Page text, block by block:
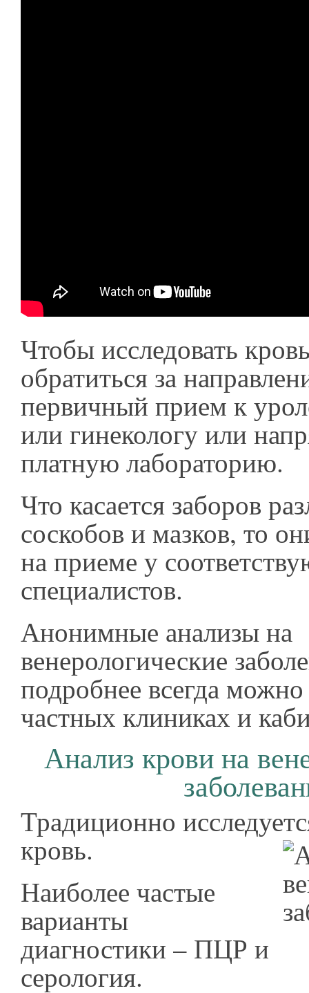
Чтобы исследовать
обратиться за
первичный прием к
или гинекологу или
платную лабораторию.
Что касается заборов
соскобов и мазков, то
на приеме у
специалистов.
Анонимные анализы на
венерологические
подробнее всегда
частных клиниках и
Анализ крови на
Традиционно
кровь.
Наиболее частые
варианты
диагностики – ПЦР и
серология.